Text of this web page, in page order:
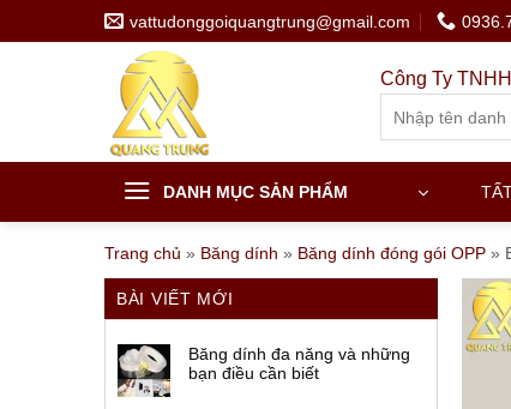
to
vattudonggoiquangtrung@gmail.com
Công Ty
DANH MỤC SẢN PHẨM
Trang chủ » Băng dính » Băng dính đóng gói OPP »
BÀI VIẾT MỚI
Băng dính đa năng và những
bạn điều cần biết